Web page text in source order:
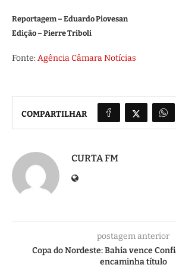
Reportagem – Eduardo Piovesan
Edição – Pierre Triboli
Fonte: Agência Câmara Notícias
COMPARTILHAR
CURTA FM
postagem anterior
Copa do Nordeste: Bahia vence
encaminha título